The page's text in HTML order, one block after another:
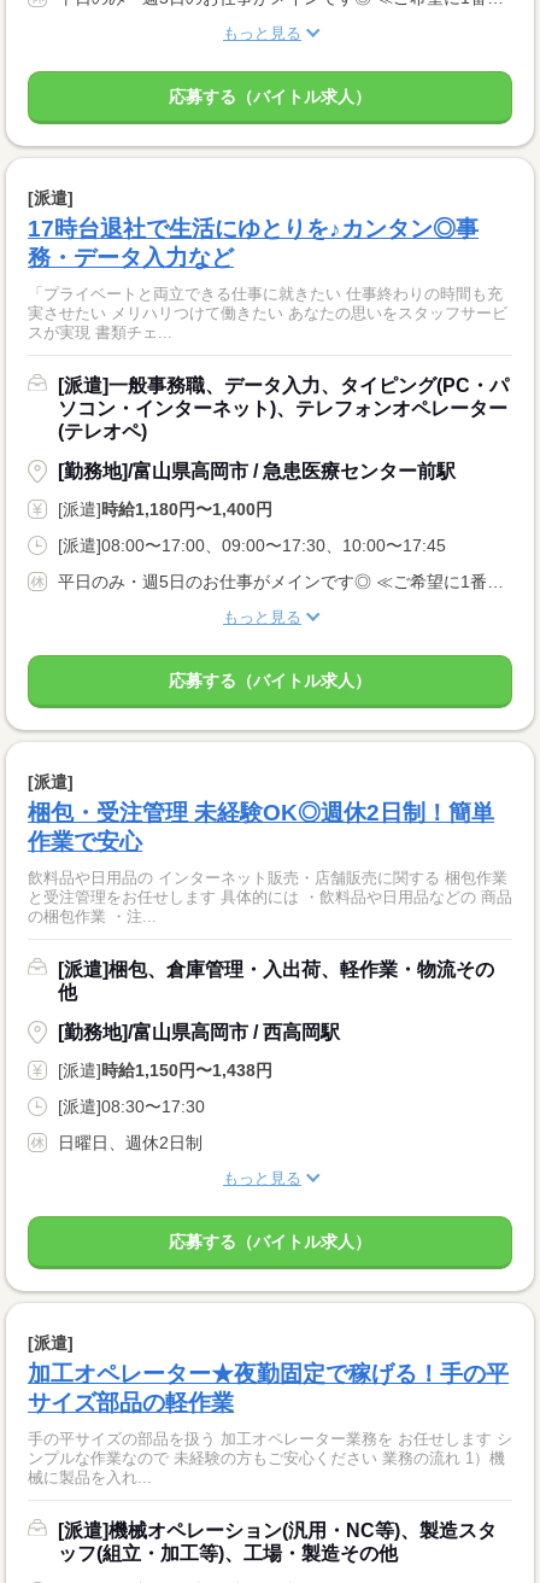
もっと見る
応募する（バイトル求人）
[派遣]
17時台退社で生活にゆとりを♪カンタン◎事
務・データ入力など
「プライベートと両立できる仕事に就きたい 仕事終わりの時間も充
実させたい メリハリつけて働きたい あなたの思いをスタッフサービ
スが実現 書類チェ...
[派遣]一般事務職、データ入力、タイピング(PC・パ
ソコン・インターネット)、テレフォンオペレーター
(テレオペ)
[勤務地]/富山県高岡市 / 急患医療センター前駅
[派遣]時給1,180円〜1,400円
[派遣]08:00〜17:00、09:00〜17:30、10:00〜17:45
もっと見る
応募する（バイトル求人）
[派遣]
梱包・受注管理 未経験OK◎週休2日制！簡単
作業で安心
飲料品や日用品の インターネット販売・店舗販売に関する 梱包作業
と受注管理をお任せします 具体的には ・飲料品や日用品などの 商品
の梱包作業 ・注...
[派遣]梱包、倉庫管理・入出荷、軽作業・物流その
他
[勤務地]/富山県高岡市 / 西高岡駅
[派遣]時給1,150円〜1,438円
[派遣]08:30〜17:30
日曜日、週休2日制
もっと見る
応募する（バイトル求人）
[派遣]
加工オペレーター★夜勤固定で稼げる！手の平
サイズ部品の軽作業
手の平サイズの部品を扱う 加工オペレーター業務を お任せします シ
ンプルな作業なので 未経験の方もご安心ください 業務の流れ 1）機
械に製品を入れ...
[派遣]機械オペレーション(汎用・NC等)、製造スタ
ッフ(組立・加工等)、工場・製造その他